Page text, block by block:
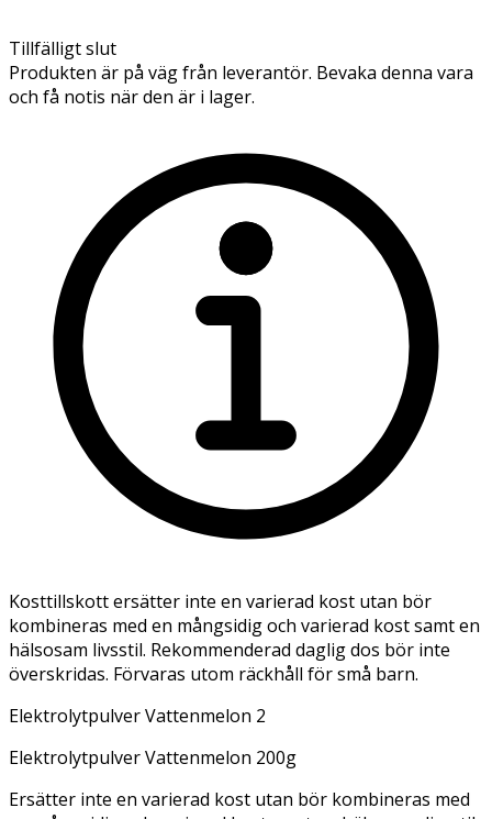
Tillfälligt slut
Produkten är på väg från leverantör. Bevaka denna vara
och få notis när den är i lager.
Kosttillskott ersätter inte en varierad kost utan bör
kombineras med en mångsidig och varierad kost samt en
hälsosam livsstil. Rekommenderad daglig dos bör inte
överskridas. Förvaras utom räckhåll för små barn.
Elektrolytpulver Vattenmelon 2
Elektrolytpulver Vattenmelon 200g
Ersätter inte en varierad kost utan bör kombineras med